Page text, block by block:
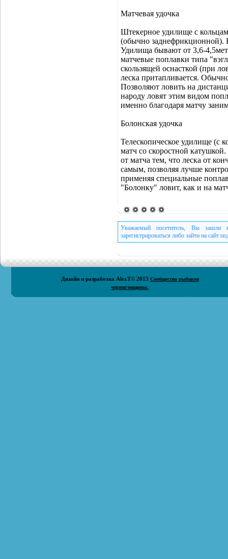
Матчевая удочка
Штекерное удилище с
(обычно заднефрикционной).
Удилища бывают от 3,6-
матчевые поплавки типа
скользящей оснасткой (при
леска притапливается.
Позволяют ловить на
народу ловят этим видом
именно благодаря матчу
Болонская удочка
Телескопическое удилище (с
матч со скоростной
от матча тем, что леска от
самым, позволяя лучше
применяя специальные
"Болонку" ловит, как и на
Уважаемый посетитель, Вы зашли
зарегистрироваться либо зайти на сайт
Дизайн и разработка AlexT© 2013 Сообщество рыбаков
черниговщины.